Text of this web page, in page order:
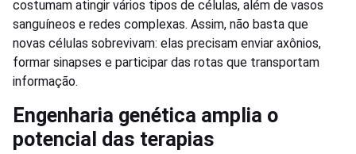
costumam atingir vários tipos de células, além de vasos
sanguíneos e redes complexas. Assim, não basta que
novas células sobrevivam: elas precisam enviar axônios,
formar sinapses e participar das rotas que transportam
informação.
Engenharia genética amplia o
potencial das terapias